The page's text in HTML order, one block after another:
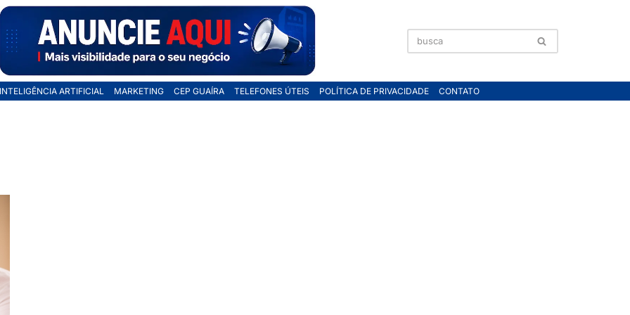
INTELIGÊNCIA ARTIFICIAL MARKETING CEP GUAÍRA TELEFONES ÚTEIS POLÍTICA DE PRIVACIDADE CONTATO